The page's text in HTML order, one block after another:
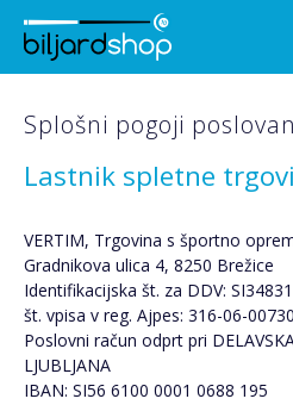
Splošni pogoji
Lastnik spletne
VERTIM, Trgovina s športno
Gradnikova ulica 4, 8250 Brežice
Identifikacijska št. za DDV:
št. vpisa v reg. Ajpes: 316-06-
Poslovni račun odprt pri
LJUBLJANA
IBAN: SI56 6100 0001 0688 195